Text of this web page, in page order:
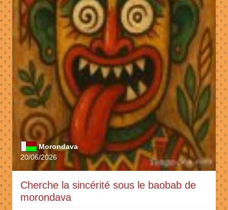
Morondava
20/06/2026
Cherche la sincérité sous le baobab de
morondava